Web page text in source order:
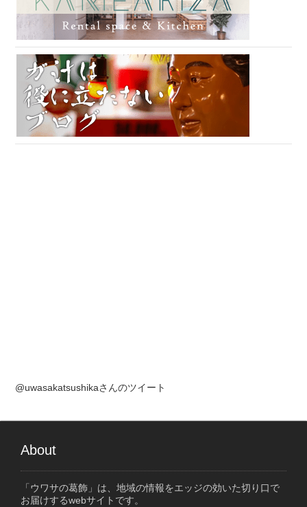
@uwasakatsushikaさんのツイート
About
「ウワサの葛飾」は、地域の情報をエッジの効いた切り口で
お届けするwebサイトです。